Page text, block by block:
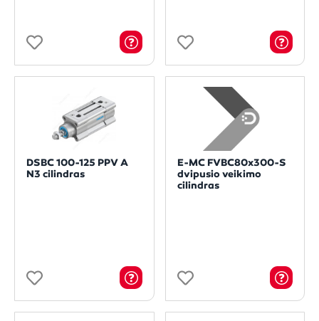
DSBC 100-125 PPV A
N3 cilindras
E-MC FVBC80x300-S
dvipusio veikimo
cilindras